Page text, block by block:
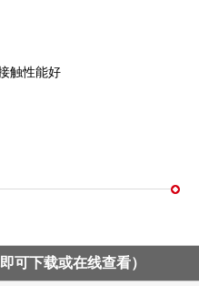
触性能好
可下载或在线查看）